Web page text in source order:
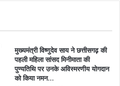
मुख्यमंत्री विष्णुदेव साय ने छत्तीसगढ़ की
पहली महिला सांसद मिनीमाता की
पुण्यतिथि पर उनके अविस्मरणीय योगदान
को किया नमन…